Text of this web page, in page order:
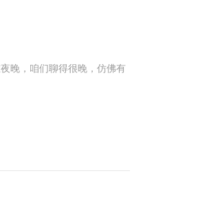
晚，咱们聊得很晚，仿佛有